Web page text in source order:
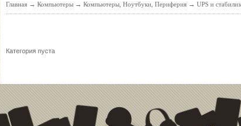
Главная → Компьютеры → Компьютеры, Ноутбуки, Периферия → UPS и
Категория пуста